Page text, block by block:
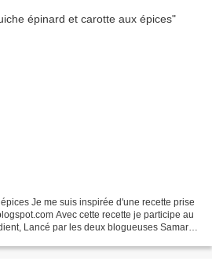
Je me suis inspirée d'une recette prise
Avec cette recette je participe au
Lancé par les deux blogueuses Samar